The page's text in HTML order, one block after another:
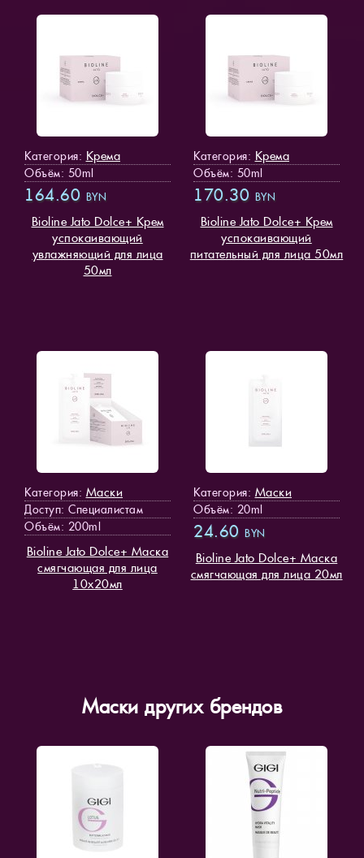
Категория: Крема
Объём: 50ml
164.60 BYN
Bioline Jato Dolce+ Крем
успокаивающий
увлажняющий для лица
50мл
Категория: Крема
Объём: 50ml
170.30 BYN
Bioline Jato Dolce+ Крем
успокаивающий
питательный для лица 50мл
Категория: Маски
Доступ: Специалистам
Объём: 200ml
Bioline Jato Dolce+ Маска
смягчающая для лица
10х20мл
Категория: Маски
Объём: 20ml
24.60 BYN
Bioline Jato Dolce+ Маска
смягчающая для лица 20мл
Маски других брендов